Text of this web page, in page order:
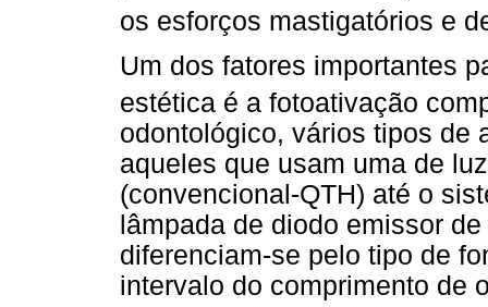
os esforços mastigatórios e
Um dos fatores importantes
estética é a fotoativação
odontológico, vários tipos de
aqueles que usam uma de
(convencional-QTH) até o
lâmpada de diodo emissor
diferenciam-se pelo tipo de
intervalo do comprimento de